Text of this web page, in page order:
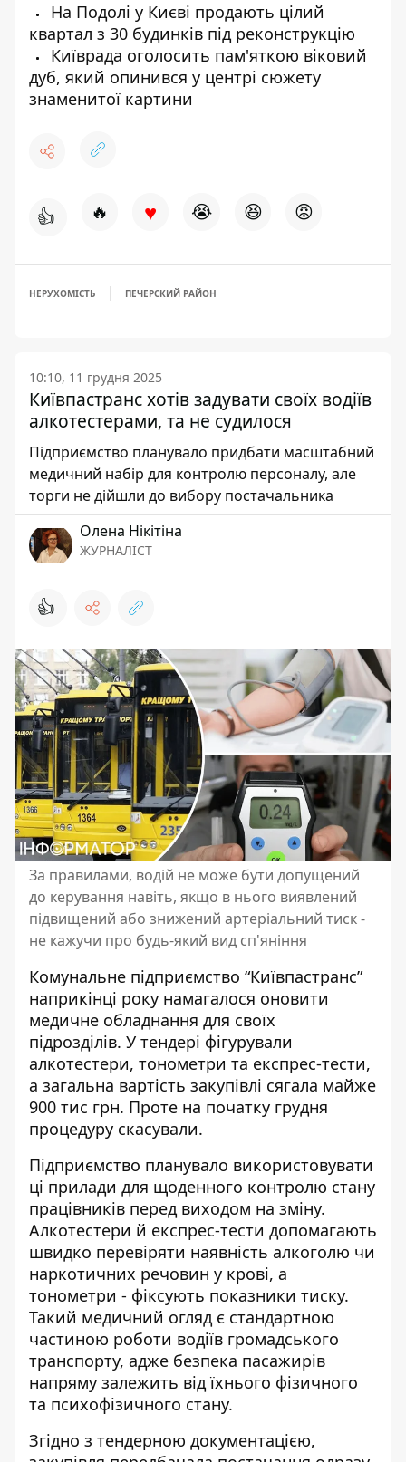
На Подолі у Києві продають цілий
квартал з 30 будинків під реконструкцію
Київрада оголосить пам'яткою віковий
дуб, який опинився у центрі сюжету
знаменитої картини
👍 🔥 ♥ 😭 😆 😡
НЕРУХОМІСТЬ ПЕЧЕРСКИЙ РАЙОН
10:10, 11 грудня 2025
Київпастранс хотів задувати своїх водіїв
алкотестерами, та не судилося
Підприємство планувало придбати масштабний
медичний набір для контролю персоналу, але
торги не дійшли до вибору постачальника
Олена Нікітіна
ЖУРНАЛІСТ
👍
За правилами, водій не може бути допущений
до керування навіть, якщо в нього виявлений
підвищений або знижений артеріальний тиск -
не кажучи про будь-який вид сп'яніння
Комунальне підприємство “Київпастранс”
наприкінці року намагалося оновити
медичне обладнання для своїх
підрозділів. У тендері фігурували
алкотестери, тонометри та експрес-тести,
а загальна вартість закупівлі сягала майже
900 тис грн. Проте на початку грудня
процедуру скасували.
Підприємство планувало використовувати
ці прилади для щоденного контролю стану
працівників перед виходом на зміну.
Алкотестери й експрес-тести допомагають
швидко перевіряти наявність алкоголю чи
наркотичних речовин у крові, а
тонометри - фіксують показники тиску.
Такий медичний огляд є стандартною
частиною роботи водіїв громадського
транспорту, адже безпека пасажирів
напряму залежить від їхнього фізичного
та психофізичного стану.
Згідно з тендерною документацією,